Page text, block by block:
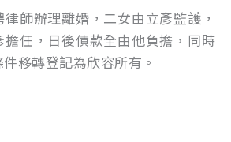
辦理離婚，二女由立彥監護，
任，日後債款全由他負擔，同時
移轉登記為欣容所有。